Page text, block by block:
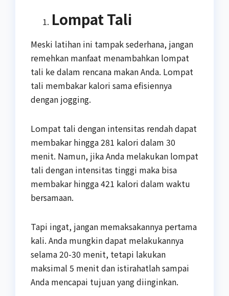
Lompat Tali
Meski latihan ini tampak sederhana, jangan
remehkan manfaat menambahkan lompat
tali ke dalam rencana makan Anda. Lompat
tali membakar kalori sama efisiennya
dengan jogging.
Lompat tali dengan intensitas rendah dapat
membakar hingga 281 kalori dalam 30
menit. Namun, jika Anda melakukan lompat
tali dengan intensitas tinggi maka bisa
membakar hingga 421 kalori dalam waktu
bersamaan.
Tapi ingat, jangan memaksakannya pertama
kali. Anda mungkin dapat melakukannya
selama 20-30 menit, tetapi lakukan
maksimal 5 menit dan istirahatlah sampai
Anda mencapai tujuan yang diinginkan.